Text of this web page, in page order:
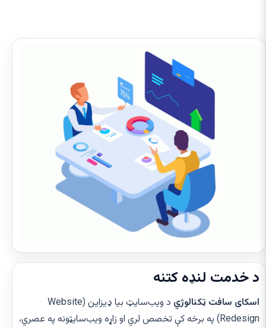
د خدمت لنډه کتنه
اسکای سافت ټکنالوژي
د ویب‌سایټ بیا ډیزاین (Website
Redesign) په برخه کې تخصص لري او زاړه ویب‌سایټونه په عصري،